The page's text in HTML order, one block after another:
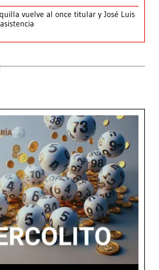
vuelve al once titular y José Luis